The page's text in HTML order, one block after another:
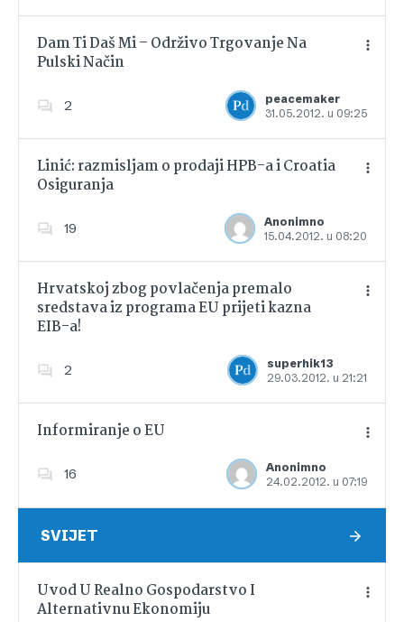
Dam Ti Daš Mi – Održivo Trgovanje Na
Pulski Način
2
peacemaker
31.05.2012. u 09:25
Dodajte u favorite
Linić: razmisljam o prodaji HPB-a i Croatia
Osiguranja
19
Anonimno
15.04.2012. u 08:20
Dodajte u favorite
Hrvatskoj zbog povlačenja premalo
sredstava iz programa EU prijeti kazna
EIB-a!
2
superhik13
29.03.2012. u 21:21
Informiranje o EU
16
Anonimno
24.02.2012. u 07:19
Dodajte u favorite
SVIJET
Uvod U Realno Gospodarstvo I
Alternativnu Ekonomiju